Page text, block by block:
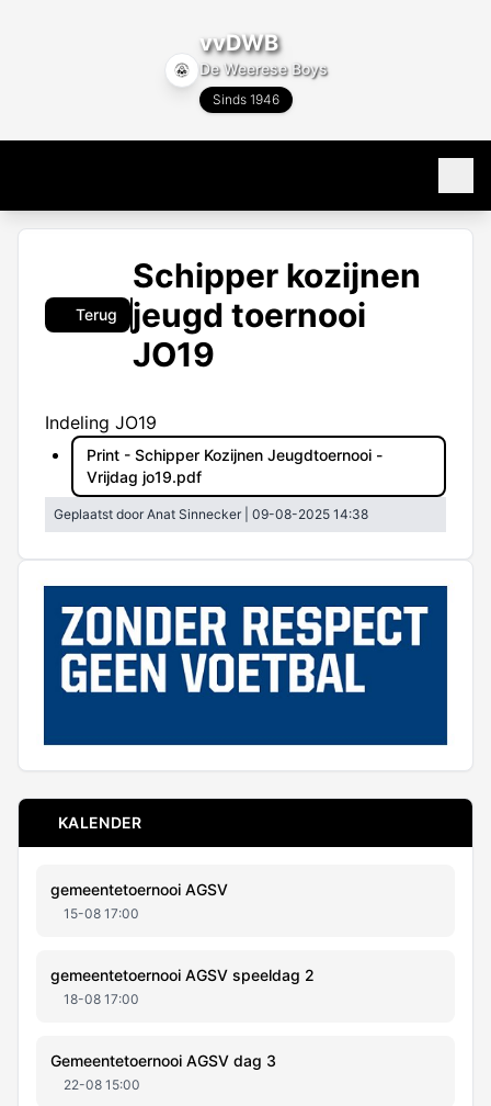
vvDWB
De Weerese Boys
Sinds 1946
80 jaar
Programma & Uitslagen
Uitslagen
Alle teams
Club info
Bestuur
Adres & contactgegevens
Club van 50
Historie
Leden info
Aanmelden nieuw lid
Kledingfonds
Privacyverklaring
Contributie
Sponsoren
Overzicht sponsoren
Sponsor worden
Contact sponsorcommissie
Terug
Schipper kozijnen
jeugd toernooi
JO19
Indeling JO19
Print - Schipper Kozijnen Jeugdtoernooi -
Vrijdag jo19.pdf
Geplaatst door Anat Sinnecker | 09-08-2025 14:38
KALENDER
gemeentetoernooi AGSV
15-08 17:00
gemeentetoernooi AGSV speeldag 2
18-08 17:00
Gemeentetoernooi AGSV dag 3
22-08 15:00